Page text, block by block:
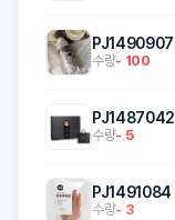
PJ1490907
수량- 100
PJ1487042
수량- 5
PJ1491084
수량- 3